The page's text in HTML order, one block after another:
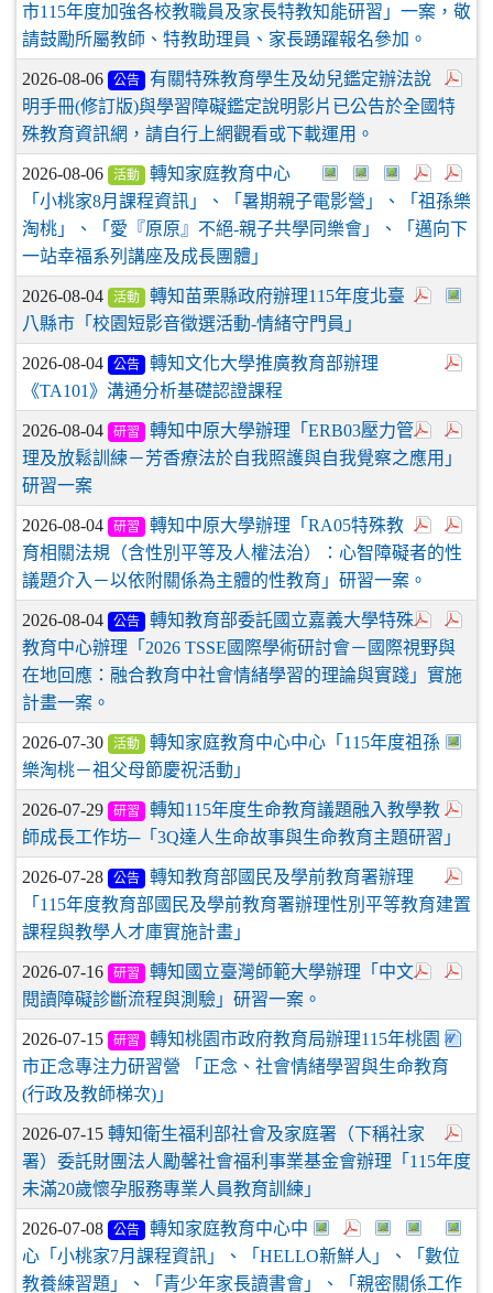
市115年度加強各校教職員及家長特教知能研習」一案，敬
請鼓勵所屬教師、特教助理員、家長踴躍報名參加。
2026-08-06 公告
有關特殊教育學生及幼兒鑑定辦法說
明手冊(修訂版)與學習障礙鑑定說明影片已公告於全國特
殊教育資訊網，請自行上網觀看或下載運用。
2026-08-06 活動
轉知家庭教育中心
「小桃家8月課程資訊」、「暑期親子電影營」、「祖孫樂
淘桃」、「愛『原原』不絕-親子共學同樂會」、「邁向下
一站幸福系列講座及成長團體」
2026-08-04 活動
轉知苗栗縣政府辦理115年度北臺
八縣市「校園短影音徵選活動-情緒守門員」
2026-08-04 公告
轉知文化大學推廣教育部辦理
《TA101》溝通分析基礎認證課程
2026-08-04 研習
轉知中原大學辦理「ERB03壓力管
理及放鬆訓練－芳香療法於自我照護與自我覺察之應用」
研習一案
2026-08-04 研習
轉知中原大學辦理「RA05特殊教
育相關法規（含性別平等及人權法治）：心智障礙者的性
議題介入－以依附關係為主體的性教育」研習一案。
2026-08-04 公告
轉知教育部委託國立嘉義大學特殊
教育中心辦理「2026 TSSE國際學術研討會－國際視野與
在地回應：融合教育中社會情緒學習的理論與實踐」實施
計畫一案。
2026-07-30 活動
轉知家庭教育中心中心「115年度祖孫
樂淘桃－祖父母節慶祝活動」
2026-07-29 研習
轉知115年度生命教育議題融入教學教
師成長工作坊─「3Q達人生命故事與生命教育主題研習」
2026-07-28 公告
轉知教育部國民及學前教育署辦理
「115年度教育部國民及學前教育署辦理性別平等教育建置
課程與教學人才庫實施計畫」
2026-07-16 研習
轉知國立臺灣師範大學辦理「中文
閱讀障礙診斷流程與測驗」研習一案。
2026-07-15 研習
轉知桃園市政府教育局辦理115年桃園
市正念專注力研習營 「正念、社會情緒學習與生命教育
(行政及教師梯次)」
2026-07-15 轉知衛生福利部社會及家庭署（下稱社家
署）委託財團法人勵馨社會福利事業基金會辦理「115年度
未滿20歲懷孕服務專業人員教育訓練」
2026-07-08 公告
轉知家庭教育中心中
心「小桃家7月課程資訊」、「HELLO新鮮人」、「數位
教養練習題」、「青少年家長讀書會」、「親密關係工作